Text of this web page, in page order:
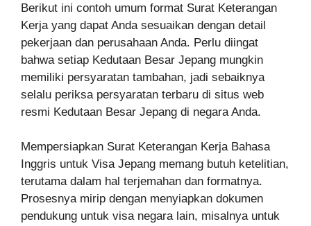
Berikut ini contoh umum format Surat Keterangan
Kerja yang dapat Anda sesuaikan dengan detail
pekerjaan dan perusahaan Anda. Perlu diingat
bahwa setiap Kedutaan Besar Jepang mungkin
memiliki persyaratan tambahan, jadi sebaiknya
selalu periksa persyaratan terbaru di situs web
resmi Kedutaan Besar Jepang di negara Anda.
Mempersiapkan Surat Keterangan Kerja Bahasa
Inggris untuk Visa Jepang memang butuh ketelitian,
terutama dalam hal terjemahan dan formatnya.
Prosesnya mirip dengan menyiapkan dokumen
pendukung untuk visa negara lain, misalnya untuk